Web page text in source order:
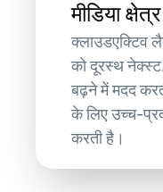
मीडिया
क्लाउडएक्टिव
को दूरस्थ
बढ़ने में मदद
के लिए उच्च-
करती है।